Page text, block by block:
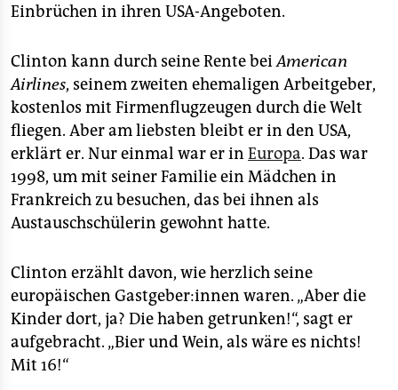
Einbrüchen in ihren USA-Angeboten.
Clinton kann durch seine Rente beiAmerican
Airlines, seinem zweiten ehemaligen Arbeitgeber,
kostenlos mit Firmenflugzeugen durch die Welt
fliegen. Aber am liebsten bleibt er in den USA,
erklärt er. Nur einmal war er in Europa. Das war
1998, um mit seiner Familie ein Mädchen in
Frankreich zu besuchen, das bei ihnen als
Austauschschülerin gewohnt hatte.
Clinton erzählt davon, wie herzlich seine
europäischen Gastgeber:innen waren. „Aber die
Kinder dort, ja? Die haben getrunken!“, sagt er
aufgebracht. „Bier und Wein, als wäre es nichts!
Mit 16!“